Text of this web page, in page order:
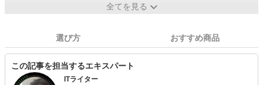
全てを見る
選び方 おすすめ商品
この記事を担当するエキスパート
ITライター